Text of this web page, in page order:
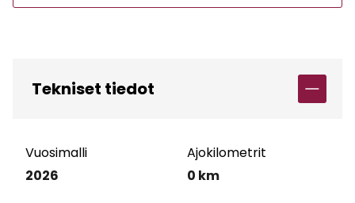
Tekniset tiedot
Vuosimalli
2026
Ajokilometrit
0 km